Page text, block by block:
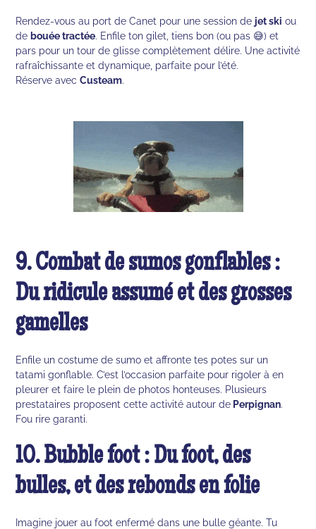
Rendez-vous au port de Canet pour une session de jet ski ou
debouée tractée. Enfile ton gilet, tiens bon (ou pas 😅) et
pars pour un tour de glisse complètement délire. Une activité
rafraîchissante et dynamique, parfaite pour l’été.
Réserve avecCusteam.
9. Combat de sumos gonflables :
Du ridicule assumé et des grosses
gamelles
Enfile un costume de sumo et affronte tes potes sur un
tatami gonflable. C’est l’occasion parfaite pour rigoler à en
pleurer et faire le plein de photos honteuses. Plusieurs
prestataires proposent cette activité autour de Perpignan.
Fou rire garanti.
10. Bubble foot : Du foot, des
bulles, et des rebonds en folie
Imagine jouer au foot enfermé dans une bulle géante. Tu